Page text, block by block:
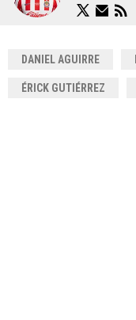
DANIEL AGUIRRE
ÉRICK GUTIÉRREZ